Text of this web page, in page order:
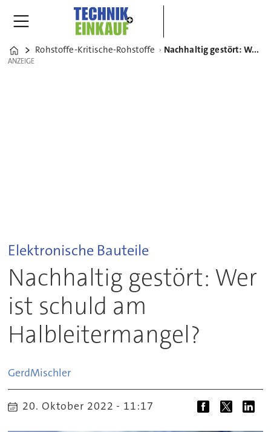
Home
Rohstoffe-Kritische-Rohstoffe Nachhaltig gestört: Wer ist schuld am Halbleitermangel?
ANZEIGE
ANZEIGE
Elektronische Bauteile
Nachhaltig gestört: Wer
ist schuld am
Halbleitermangel?
GerdMischler
20. Oktober 2022 - 11:17